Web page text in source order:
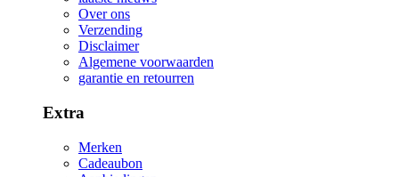
Over ons
Verzending
Disclaimer
Algemene voorwaarden
garantie en retourren
Extra
Merken
Cadeaubon